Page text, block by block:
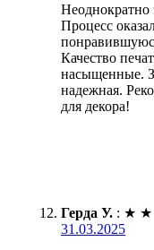
Неоднократно
Процесс
Качество
насыщенные.
надежная.
для декора!
Герда У. : ★ ★
31.03.2025